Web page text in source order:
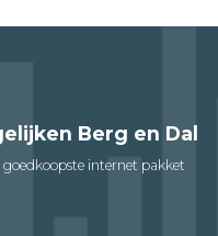
Berg en Dal
internet pakket